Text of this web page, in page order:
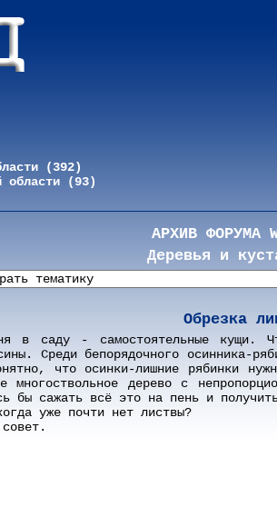
(392)
области (93)
АРХИВ ФОРУМА
Деревья и
Обрезка
в саду - самостоятельные
Среди бепорядочного осинника-
что осинки-лишние рябинки
многоствольное дерево с
бы сажать всё это на пень и
уже почти нет листвы?